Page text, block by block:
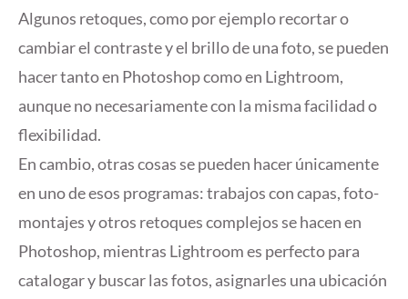
Algunos retoques, como por ejemplo recortar o
cambiar el contraste y el brillo de una foto, se pueden
hacer tanto en Photoshop como en Lightroom,
aunque no necesariamente con la misma facilidad o
flexibilidad.
En cambio, otras cosas se pueden hacer únicamente
en uno de esos programas: trabajos con capas, foto-
montajes y otros retoques complejos se hacen en
Photoshop, mientras Lightroom es perfecto para
catalogar y buscar las fotos, asignarles una ubicación